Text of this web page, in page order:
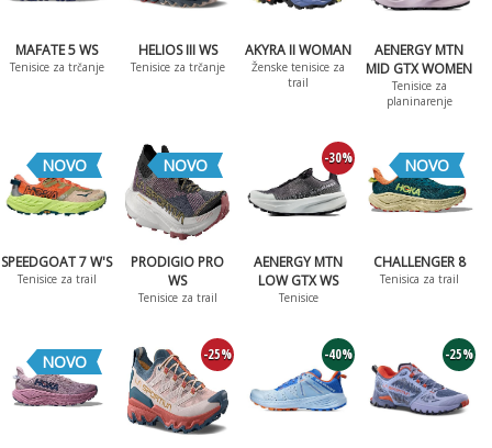
MAFATE 5 WS
Tenisice za trčanje
HELIOS III WS
Tenisice za trčanje
AKYRA II WOMAN
Ženske tenisice za
trail
AENERGY MTN
MID GTX WOMEN
Tenisice za
planinarenje
NOVO
SPEEDGOAT 7 W'S
Tenisice za trail
NOVO
PRODIGIO PRO
WS
Tenisice za trail
-30%
AENERGY MTN
LOW GTX WS
Tenisice
NOVO
CHALLENGER 8
Tenisica za trail
NOVO -25% -40% -25%